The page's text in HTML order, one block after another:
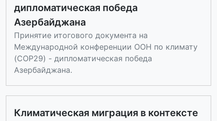
дипломатическая победа
Азербайджана
Принятие итогового документа на
Международной конференции ООН по климату
(COP29) - дипломатическая победа
Азербайджана.
Климатическая миграция в контексте